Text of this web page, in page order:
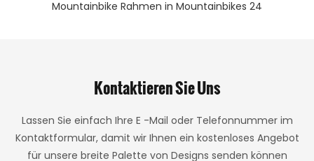
Kontaktieren Sie Uns
Lassen Sie einfach Ihre E -Mail oder Telefonnummer im
Kontaktformular, damit wir Ihnen ein kostenloses Angebot
für unsere breite Palette von Designs senden können